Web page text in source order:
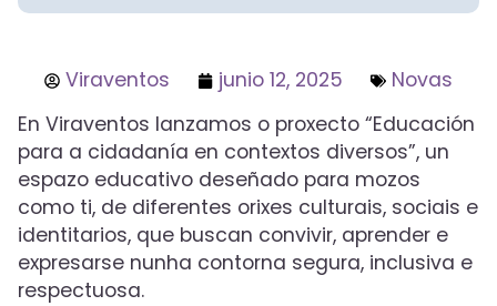
Viraventos junio 12, 2025
Novas
En Viraventos lanzamos o proxecto “Educación
para a cidadanía en contextos diversos”, un
espazo educativo deseñado para mozos
como ti, de diferentes orixes culturais, sociais e
identitarios, que buscan convivir, aprender e
expresarse nunha contorna segura, inclusiva e
respectuosa.